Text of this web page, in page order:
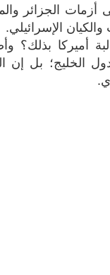
أزمات الجزائر
الإسرائيلي.
أميركا بذلك؟
الخليج؛ بل إن